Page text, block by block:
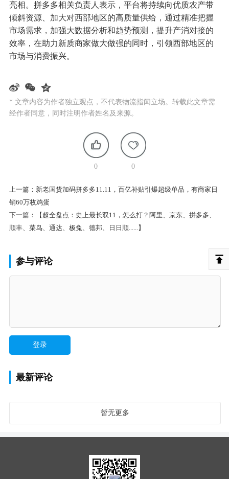
亮相。拼多多相关负责人表示，平台将持续向优质农产带
倾斜资源、加大对西部地区的高质量供给，通过精准把握
市场需求，加强大数据分析和趋势预测，提升产消对接的
效率，在助力新质商家做大做强的同时，引领西部地区的
市场与消费振兴。
* 文章内容为作者独立观点，不代表物流指闻立场。转载此文章需
经作者同意，同时注明作者姓名及来源。
0 0
上一篇： 新老国货加码拼多多11.11，百亿补贴引爆超级单品，有商家日
销60万枚鸡蛋
下一篇：
【超全盘点：史上最长双11，怎么打？阿里、京东、拼多多、
顺丰、菜鸟、通达、极兔、德邦、日日顺......】
参与评论
最新评论
暂无更多